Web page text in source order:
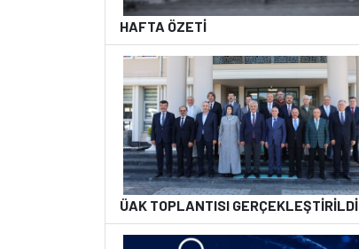
HAFTA ÖZETİ
ÜAK TOPLANTISI GERÇEKLEŞTİRİLDİ